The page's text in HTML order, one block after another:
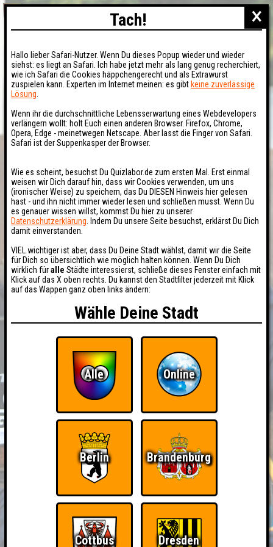
×
Tach!
Hallo lieber Safari-Nutzer. Wenn Du dieses Popup wieder und wieder
siehst: es liegt an Safari. Ich habe jetzt mehr als lang genug recherchiert,
wie ich Safari die Cookies häppchengerecht und als Extrawurst
zuspielen kann. Experten im Internet meinen: es gibt keine zuverlässige
Lösung
Wenn ihr die durchschnittliche Lebensserwartung eines Webdevelopers
verlängern wollt: holt Euch einen anderen Browser. Firefox, Chrome,
Opera, Edge - meinetwegen Netscape. Aber lasst die Finger von Safari.
Safari ist der Suppenkasper der Browser.
Wie es scheint, besuchst Du Quizlabor.de zum ersten Mal. Erst einmal
weisen wir Dich darauf hin, dass wir Cookies verwenden, um uns
(ironischer Weise) zu speichern, das Du DIESEN Hinweis hier gelesen
hast - und ihn nicht immer wieder lesen und schließen musst. Wenn Du
es genauer wissen willst, kommst Du hier zu unserer
Datenschutzerklärung . Indem Du unsere Seite besuchst, erklärst Du Dich
damit einverstanden.
VIEL wichtiger ist aber, dass Du Deine Stadt wählst, damit wir die Seite
für Dich so übersichtlich wie möglich halten können. Wenn Du Dich
wirklich füralle Städte interessierst, schließe dieses Fenster einfach mit
Klick auf das X oben rechts. Du kannst den Stadtfilter jederzeit mit Klick
auf das Wappen ganz oben links ändern:
Wähle Deine Stadt
Alle Online
Berlin Brandenburg
Cottbus Dresden